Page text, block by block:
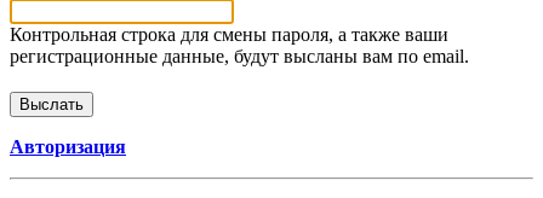
Контрольная строка для смены пароля, а также ваши
регистрационные данные, будут высланы вам по email.
Авторизация